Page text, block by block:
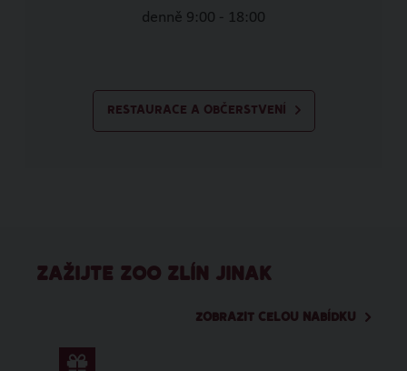
denně 9:00 - 18:00
RESTAURACE A OBČERSTVENÍ
ZAŽIJTE ZOO ZLÍN JINAK
ZOBRAZIT CELOU NABÍDKU